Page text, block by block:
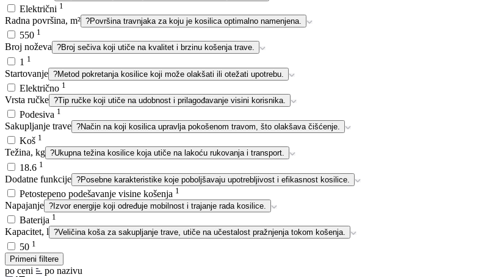
Električni 1
Radna površina, m² ?Površina travnjaka za koju je kosilica optimalno namenjena.
550 1
Broj noževa ?Broj sečiva koji utiče na kvalitet i brzinu košenja trave.
1 1
Startovanje ?Metod pokretanja kosilice koji može olakšati ili otežati upotrebu.
Električno 1
Vrsta ručke ?Tip ručke koji utiče na udobnost i prilagođavanje visini korisnika.
Podesiva 1
Sakupljanje trave ?Način na koji kosilica upravlja pokošenom travom, što olakšava čišćenje.
Koš 1
Težina, kg ?Ukupna težina kosilice koja utiče na lakoću rukovanja i transport.
18.6 1
Dodatne funkcije ?Posebne karakteristike koje poboljšavaju upotrebljivost i efikasnost kosilice.
Petostepeno podešavanje visine košenja 1
Napajanje ? Izvor energije koji određuje mobilnost i trajanje rada kosilice.
Baterija 1
Kapacitet, l ?Veličina koša za sakupljanje trave, utiče na učestalost pražnjenja tokom košenja.
50 1
Primeni filtere
po ceni po nazivu